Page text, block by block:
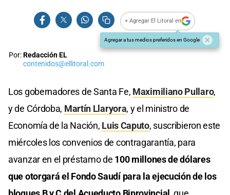
+ Agregar El Litoral en
Agregar a tus medios preferidos en Google
Por:Redacción EL
contenidos@ellitoral.com
Los gobernadores de Santa Fe, Maximiliano Pullaro,
y de Córdoba, Martín Llaryora, y el ministro de
Economía de la Nación, Luis Caputo, suscribieron este
miércoles los convenios de contragarantía, para
avanzar en el préstamo de 100 millones de dólares
que otorgará el Fondo Saudí para la ejecución de los